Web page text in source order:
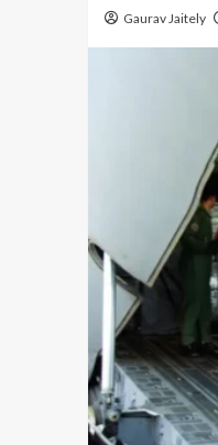
Gaurav Jaitely